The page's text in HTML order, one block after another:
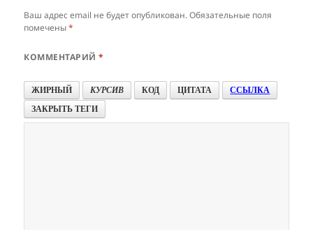
Ваш адрес email не будет опубликован. Обязательные поля
помечены*
КОММЕНТАРИЙ*
ЖИРНЫЙ КУРСИВ КОД ЦИТАТА
ССЫЛКА
ЗАКРЫТЬ ТЕГИ